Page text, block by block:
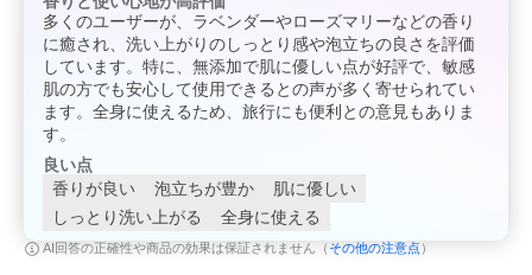
多くのユーザーが、ラベンダーやローズマリーなどの香り
に癒され、洗い上がりのしっとり感や泡立ちの良さを評価
しています。特に、無添加で肌に優しい点が好評で、敏感
肌の方でも安心して使用できるとの声が多く寄せられてい
ます。全身に使えるため、旅行にも便利との意見もありま
す。
良い点
香りが良い
泡立ちが豊か
肌に優しい
しっとり洗い上がる
全身に使える
AI回答の正確性や商品の効果は保証されません（ その他の注意点 ）